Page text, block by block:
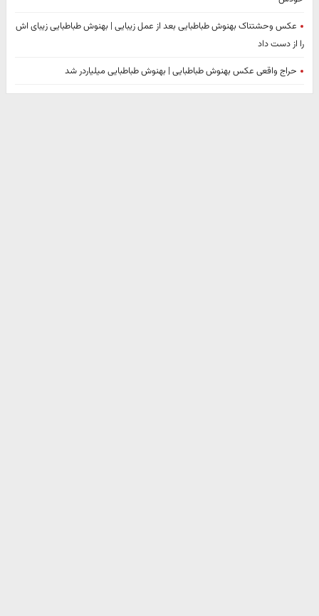
عکس وحشتناک بهنوش طباطبایی بعد از عمل زیبایی | بهنوش طباطبایی زیبای اش
را از دست داد
حراج واقعی عکس بهنوش طباطبایی | بهنوش طباطبایی میلیاردر شد